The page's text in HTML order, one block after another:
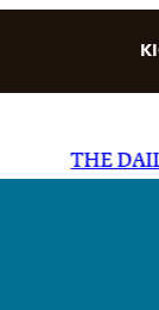
THE DAILY STAR